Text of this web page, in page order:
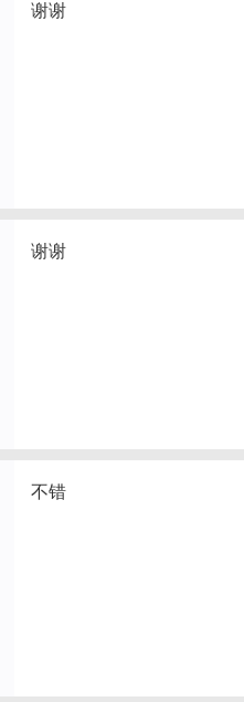
谢谢
谢谢
不错